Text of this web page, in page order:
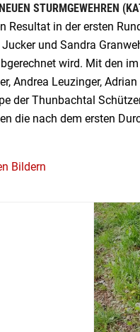
STURMGEWEHREN
Resultat in der ersten
und Sandra
wird. Mit den
Andrea Leuzinger,
der Thunbachtal
die nach dem ersten
Bildern